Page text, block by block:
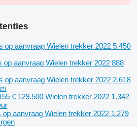
op aanvraag Wielen trekker 2022 5.450
op aanvraag Wielen trekker 2022 888
op aanvraag Wielen trekker 2022 2.618
€ 129.500 Wielen trekker 2022 1.342
op aanvraag Wielen trekker 2022 1.279